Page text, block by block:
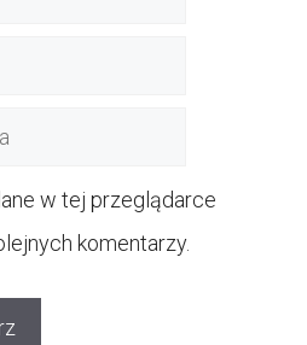
w tej przeglądarce
komentarzy.